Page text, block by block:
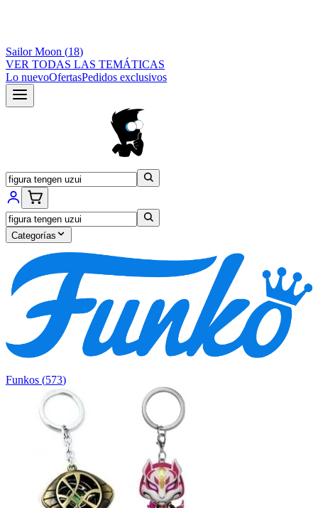
Sailor Moon (18)
VER TODAS LAS TEMÁTICAS
Lo nuevoOfertasPedidos exclusivos
Categorías
Funkos (573)